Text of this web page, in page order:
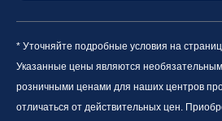
* Уточняйте подробные условия на
Указанные цены являются
розничными ценами для наших центров
отличаться от действительных цен.